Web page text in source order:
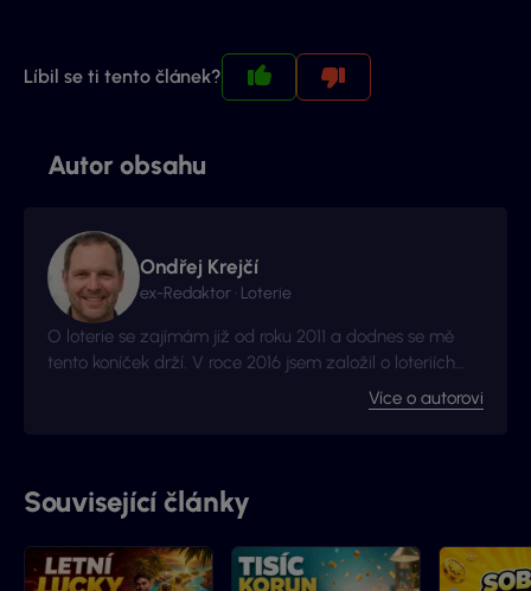
Líbil se ti tento článek?
Autor obsahu
Ondřej Krejčí
ex-Redaktor · Loterie
O loterie se zajímám již od roku 2011 a dodnes se mě
tento koníček drží. V roce 2016 jsem založil o loteriích
web Vyhraj.com, který jsem následně v roce 2017
prodal, avšak za podmínek, že budu moci stále
mnohem více informací.
Více o autorovi
Související články